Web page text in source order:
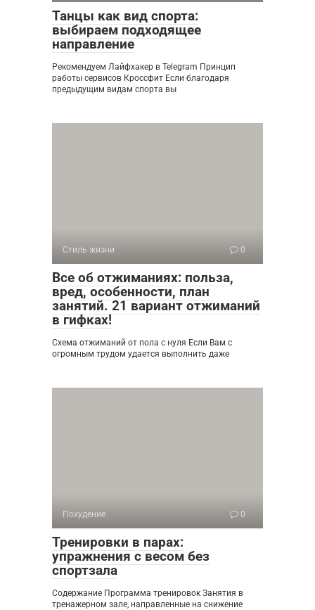
Танцы как вид спорта:
выбираем подходящее
направление
Рекомендуем Лайфхакер в Telegram Принцип
работы сервисов Кроссфит Если благодаря
предыдущим видам спорта вы
Стиль жизни 0
Все об отжиманиях: польза,
вред, особенности, план
занятий. 21 вариант отжиманий
в гифках!
Схема отжиманий от пола с нуля Если Вам с
огромным трудом удается выполнить даже
Похудение 0
Тренировки в парах:
упражнения с весом без
спортзала
Содержание Программа тренировок Занятия в
тренажерном зале, направленные на снижение